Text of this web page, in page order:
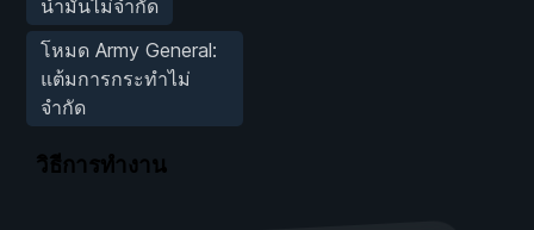
น้ำมันไม่จำกัด
โหมด Army General:
แต้มการกระทำไม่
จำกัด
วิธีการทำงาน